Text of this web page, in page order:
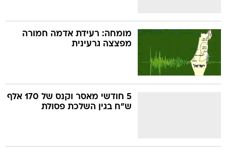
מומחה: רעידת אדמה חמורה
מפצצה גרעינית
5 חודשי מאסר וקנס של 170 אלף
ש"ח בגין השלכת פסולת